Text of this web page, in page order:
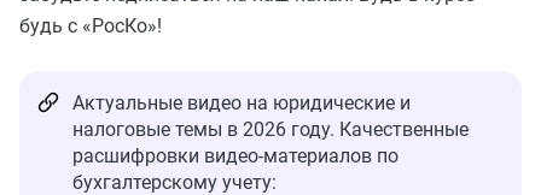
будь с «РосКо»!
Актуальные видео на юридические и
налоговые темы в 2026 году. Качественные
расшифровки видео-материалов по
бухгалтерскому учету: